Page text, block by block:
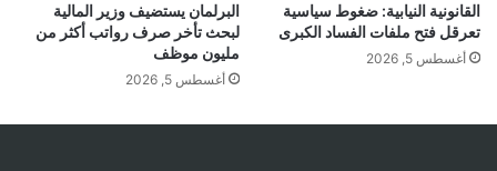
القانونية النيابية: ضغوط سياسية
تعرقل فتح ملفات الفساد الكبرى
أغسطس 5, 2026
البرلمان يستضيف وزير المالية
لبحث تأخر صرف رواتب أكثر من
مليون موظف
أغسطس 5, 2026